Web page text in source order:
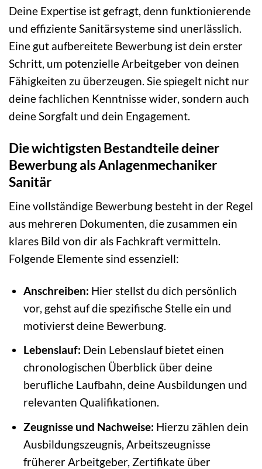
Deine Expertise ist gefragt, denn funktionierende
und effiziente Sanitärsysteme sind unerlässlich.
Eine gut aufbereitete Bewerbung ist dein erster
Schritt, um potenzielle Arbeitgeber von deinen
Fähigkeiten zu überzeugen. Sie spiegelt nicht nur
deine fachlichen Kenntnisse wider, sondern auch
deine Sorgfalt und dein Engagement.
Die wichtigsten Bestandteile deiner
Bewerbung als Anlagenmechaniker
Sanitär
Eine vollständige Bewerbung besteht in der Regel
aus mehreren Dokumenten, die zusammen ein
klares Bild von dir als Fachkraft vermitteln.
Folgende Elemente sind essenziell:
Anschreiben: Hier stellst du dich persönlich
vor, gehst auf die spezifische Stelle ein und
motivierst deine Bewerbung.
Lebenslauf: Dein Lebenslauf bietet einen
chronologischen Überblick über deine
berufliche Laufbahn, deine Ausbildungen und
relevanten Qualifikationen.
Zeugnisse und Nachweise: Hierzu zählen dein
Ausbildungszeugnis, Arbeitszeugnisse
früherer Arbeitgeber, Zertifikate über